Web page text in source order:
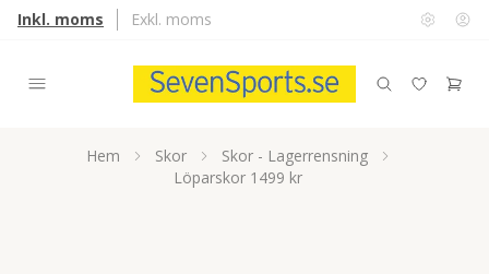
Inkl. moms Exkl. moms
Hem Skor
Skor - Lagerrensning
Löparskor 1499 kr